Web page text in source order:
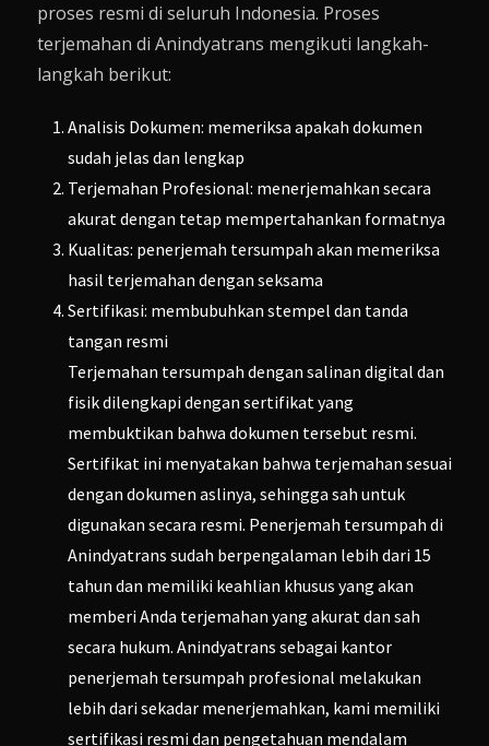
proses resmi di seluruh Indonesia. Proses
terjemahan di Anindyatrans mengikuti langkah-
langkah berikut:
Analisis Dokumen: memeriksa apakah dokumen
sudah jelas dan lengkap
Terjemahan Profesional: menerjemahkan secara
akurat dengan tetap mempertahankan formatnya
Kualitas: penerjemah tersumpah akan memeriksa
hasil terjemahan dengan seksama
Sertifikasi: membubuhkan stempel dan tanda
tangan resmi
Terjemahan tersumpah dengan salinan digital dan
fisik dilengkapi dengan sertifikat yang
membuktikan bahwa dokumen tersebut resmi.
Sertifikat ini menyatakan bahwa terjemahan sesuai
dengan dokumen aslinya, sehingga sah untuk
digunakan secara resmi. Penerjemah tersumpah di
Anindyatrans sudah berpengalaman lebih dari 15
tahun dan memiliki keahlian khusus yang akan
memberi Anda terjemahan yang akurat dan sah
secara hukum. Anindyatrans sebagai kantor
penerjemah tersumpah profesional melakukan
lebih dari sekadar menerjemahkan, kami memiliki
sertifikasi resmi dan pengetahuan mendalam